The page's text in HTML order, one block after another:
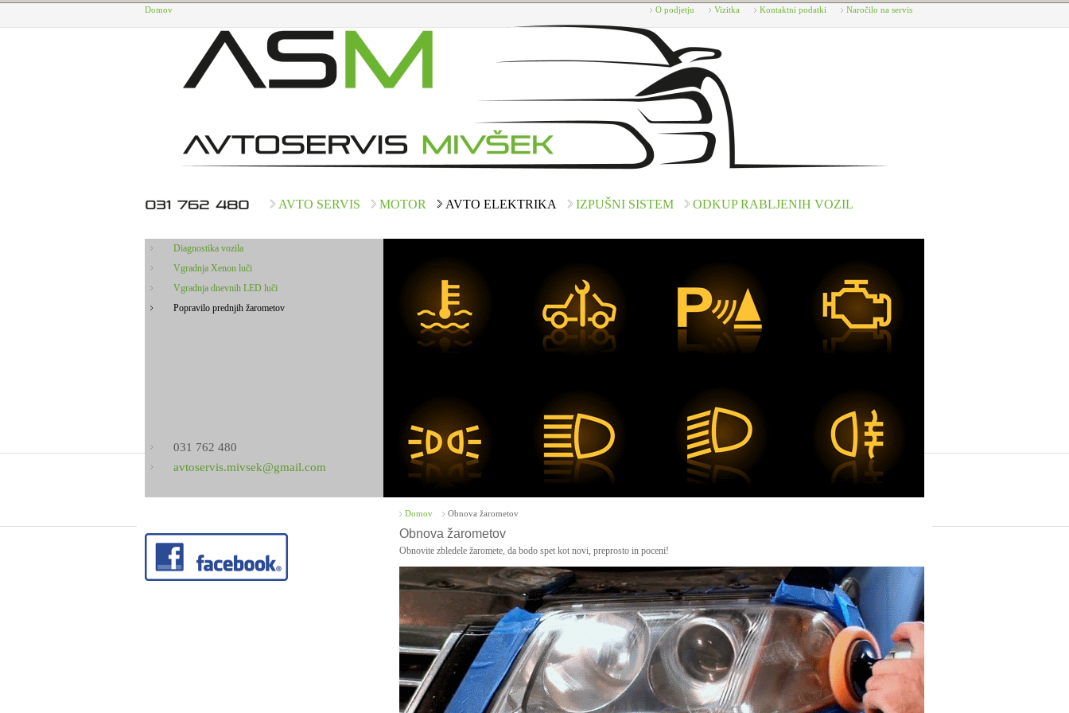
Domov O podjetju Vizitka Kontaktni podatki Naročilo na servis
AVTO SERVIS MOTOR AVTO ELEKTRIKA IZPUŠNI SISTEM ODKUP RABLJENIH VOZIL
Diagnostika vozila
Vgradnja Xenon luči
Vgradnja dnevnih LED luči
Popravilo prednjih žarometov
031 762 480
avtoservis.mivsek@gmail.com
Domov Obnova žarometov
Obnova žarometov
Obnovite zbledele žaromete, da bodo spet kot novi, preprosto in poceni!